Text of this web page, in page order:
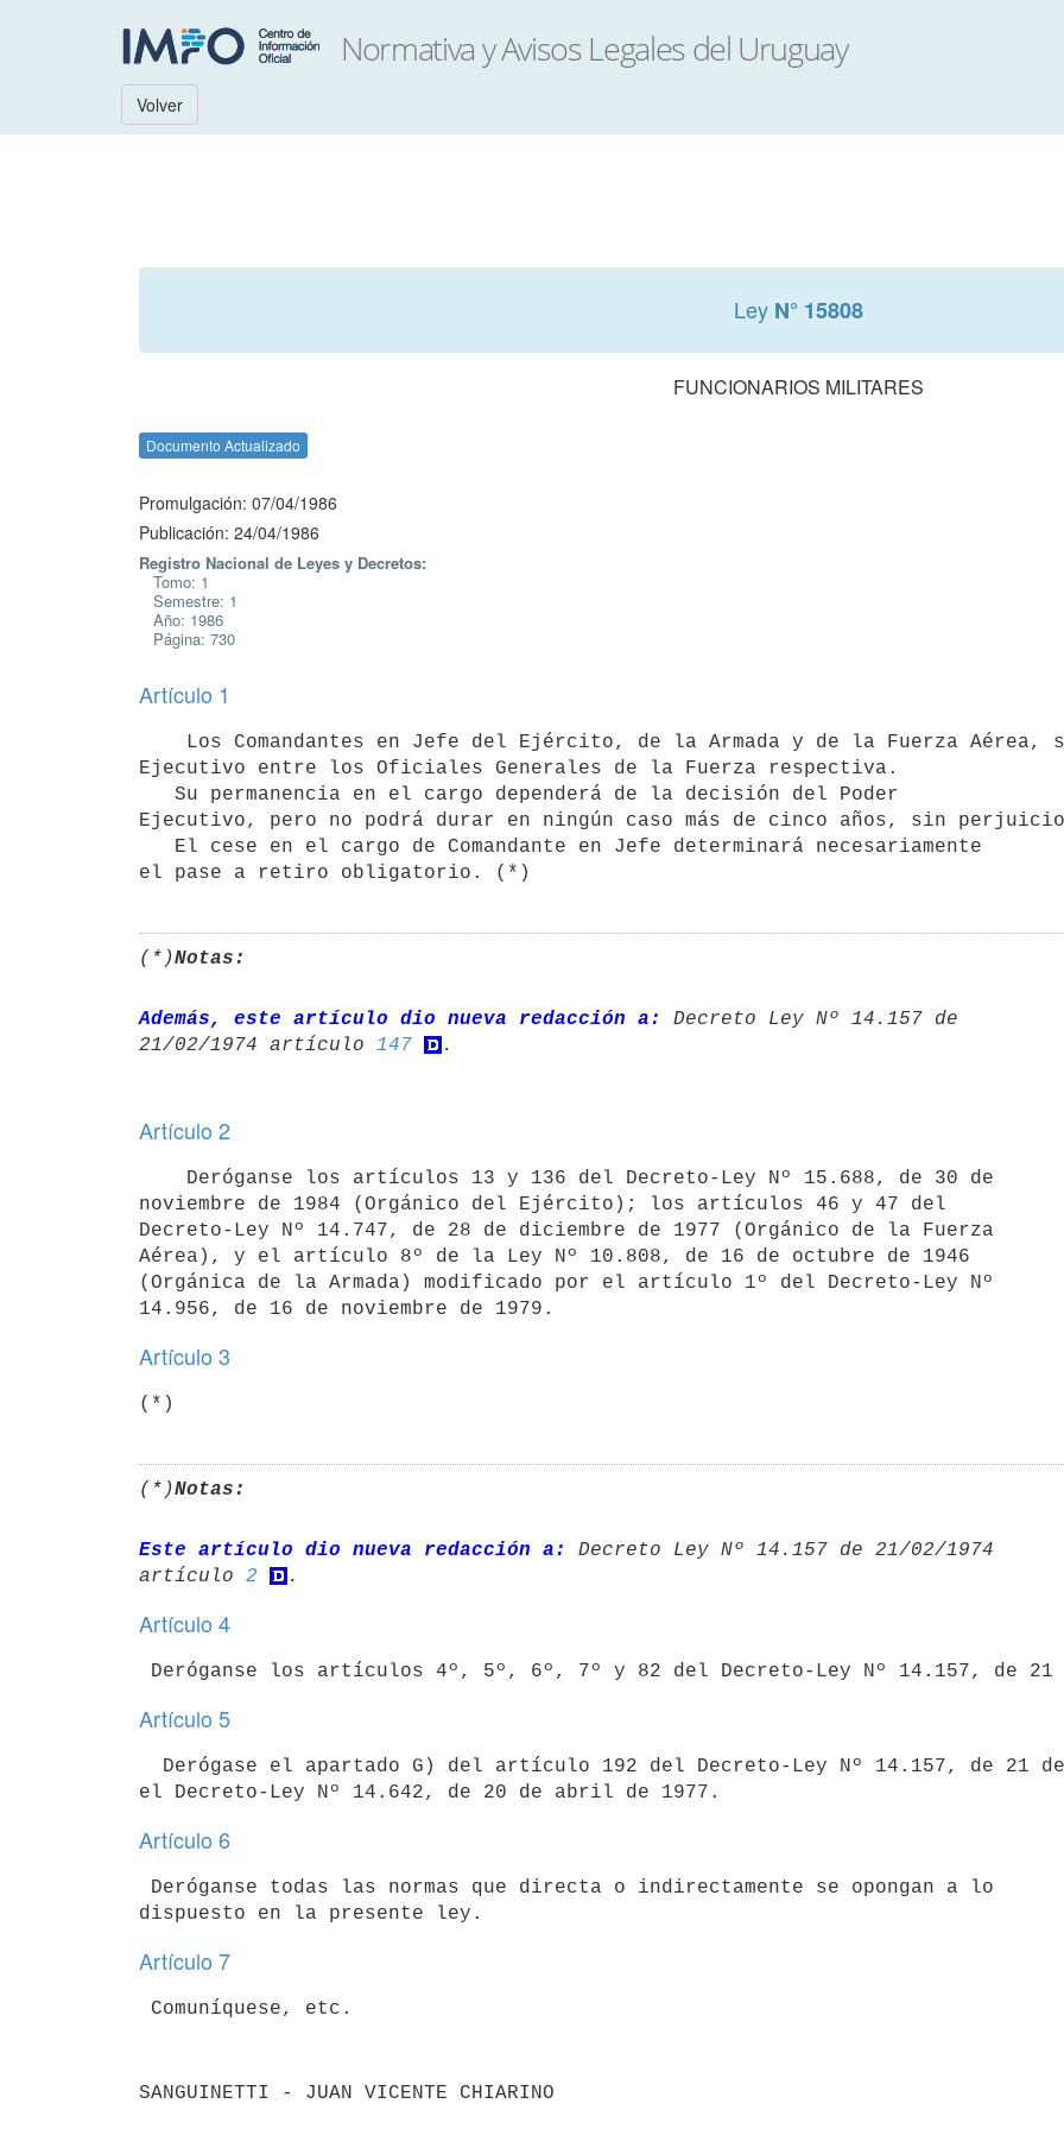
Volver
Ley N° 15808
FUNCIONARIOS MILITARES
Documento Actualizado
Promulgación: 07/04/1986
Publicación: 24/04/1986
Registro Nacional de Leyes y Decretos:
Tomo: 1
Semestre: 1
Año: 1986
Página: 730
Artículo 1
Ejecutivo entre los Oficiales Generales de la Fuerza respectiva.
Ejecutivo, pero no podrá durar en ningún caso más de cinco años, sin
el pase a retiro obligatorio. (*)
(*)Notas:
Además, este artículo dio nueva redacción a:
Decreto Ley Nº 14.157 de
21/02/1974 artículo 147
Artículo 2
noviembre de 1984 (Orgánico del Ejército); los artículos 46 y 47 del
Decreto-Ley Nº 14.747, de 28 de diciembre de 1977 (Orgánico de la Fuerza
Aérea), y el artículo 8º de la Ley Nº 10.808, de 16 de octubre de 1946
(Orgánica de la Armada) modificado por el artículo 1º del Decreto-Ley Nº
14.956, de 16 de noviembre de 1979.
Artículo 3
(*)
(*)Notas:
Este artículo dio nueva redacción a:
Decreto Ley Nº 14.157 de 21/02/1974
artículo 2
Artículo 4
Deróganse los artículos 4º, 5º, 6º, 7º y 82 del Decreto-Ley Nº 14.157, de 21
Artículo 5
el Decreto-Ley Nº 14.642, de 20 de abril de 1977.
Artículo 6
dispuesto en la presente ley.
Artículo 7